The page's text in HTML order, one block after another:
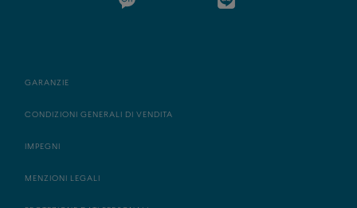
GARANZIE
CONDIZIONI GENERALI DI VENDITA
IMPEGNI
MENZIONI LEGALI